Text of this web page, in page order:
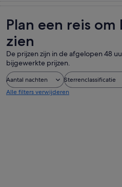
Plan een reis om
zien
De prijzen zijn in de afgelopen 48
bijgewerkte prijzen.
Aantal nachten Sterrenclassificatie
Alle filters verwijderen